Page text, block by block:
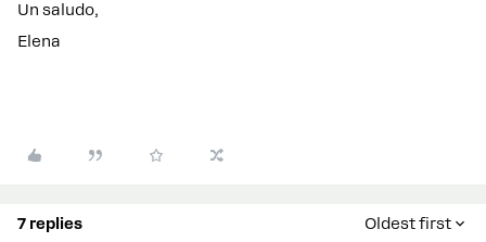
Un saludo,
Elena
7 replies Oldest first